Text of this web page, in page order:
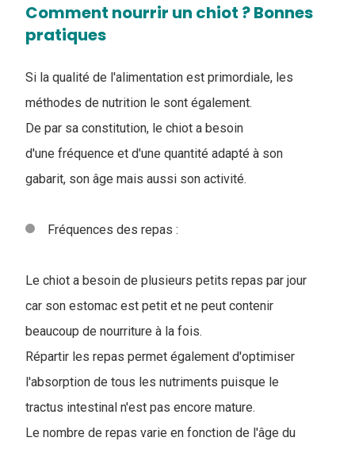
Comment nourrir un chiot ? Bonnes
pratiques
Si la qualité de l'alimentation est primordiale, les
méthodes de nutrition le sont également.
De par sa constitution, le chiot a besoin
d'une fréquence et d'une quantité adapté à son
gabarit, son âge mais aussi son activité.
Fréquences des repas :
Le chiot a besoin de plusieurs petits repas par jour
car son estomac est petit et ne peut contenir
beaucoup de nourriture à la fois.
Répartir les repas permet également d'optimiser
l'absorption de tous les nutriments puisque le
tractus intestinal n'est pas encore mature.
Le nombre de repas varie en fonction de l'âge du